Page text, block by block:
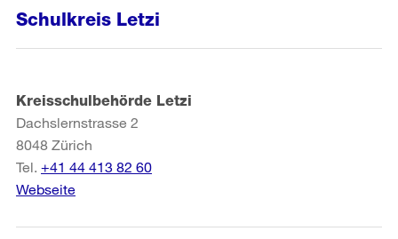
Schulkreis Letzi
Kreisschulbehörde Letzi
Dachslernstrasse 2
8048 Zürich
Tel. +41 44 413 82 60
Webseite